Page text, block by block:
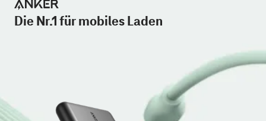
Die Nr.1 für mobiles Laden